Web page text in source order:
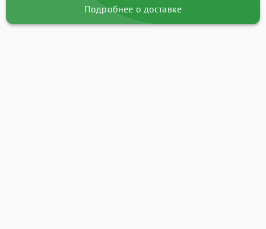
Подробнее о доставке